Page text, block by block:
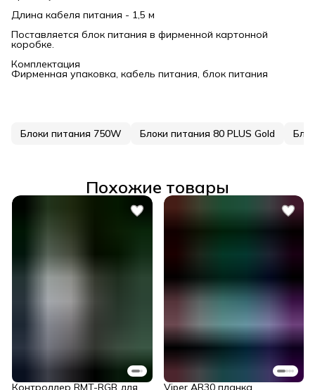
Длина кабеля питания - 1,5 м
Поставляется блок питания в фирменной картонной
коробке.
Комплектация
Фирменная упаковка, кабель питания, блок питания
Блоки питания 750W Блоки питания 80 PLUS Gold
Похожие товары
Контроллер RMT-RGB для Viper AR30 планка